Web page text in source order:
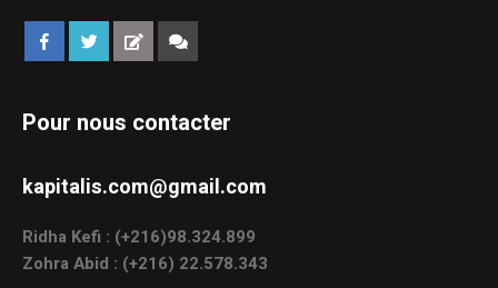
Pour nous contacter
kapitalis.com@gmail.com
Ridha Kefi : (+216)98.324.899
Zohra Abid : (+216) 22.578.343